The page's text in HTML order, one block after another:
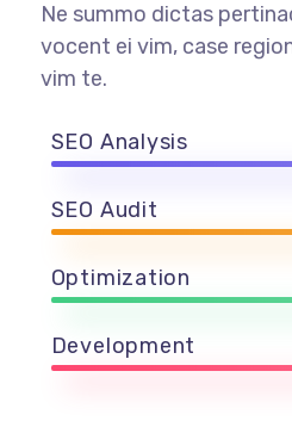
Ne summo dictas
vocent ei vim, case
vim te.
SEO Analysis
SEO Audit
Optimization
Development